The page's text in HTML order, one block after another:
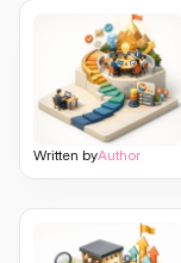
Written byAuthor